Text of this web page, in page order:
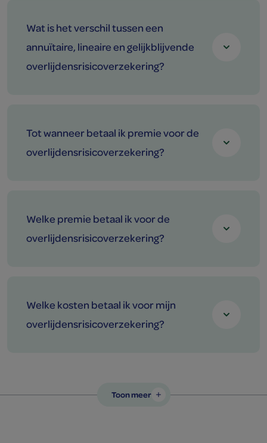
Wat is het verschil tussen een
annuïtaire, lineaire en gelijkblijvende
overlijdensrisicoverzekering?
Tot wanneer betaal ik premie voor de
overlijdensrisicoverzekering?
Welke premie betaal ik voor de
overlijdensrisicoverzekering?
Welke kosten betaal ik voor mijn
overlijdensrisicoverzekering?
Toon meer add